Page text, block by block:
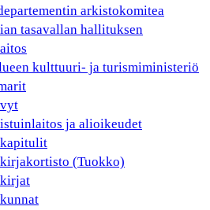
arkistokomitea
tasavallan hallituksen
kulttuuri- ja turismiministeriö
ja alioikeudet
(Tuokko)